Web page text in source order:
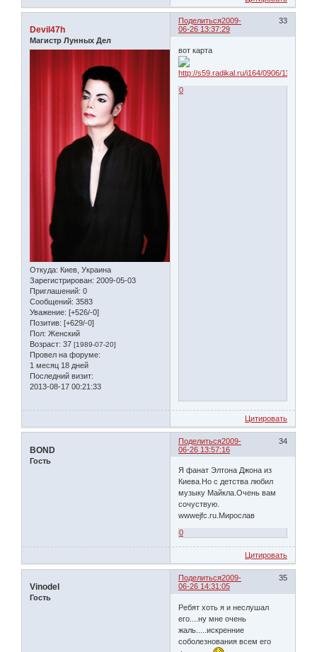
Поделиться 33
2009-
06-26 13:37:29
Devil47h
Магистр Лунных Дел
Откуда: Киев, Украина
Зарегистрирован: 2009-05-03
Приглашений: 0
Сообщений: 3583
Уважение: [+526/-0]
Позитив: [+629/-0]
Пол: Женский
Возраст: 37 [1989-07-20]
Провел на форуме:
1 месяц 18 дней
Последний визит:
2013-08-17 00:21:33
вот карта
0
Цитировать
Поделиться 34
2009-
06-26 13:57:16
BOND
Гость
Я фанат Элтона Джона из
Киева.Но с детства любил
музыку Майкла.Очень вaм
сочуствую.
wwwejfc.ru.Мирослав
0
Цитировать
Поделиться 35
2009-
06-26 14:31:05
Vinodel
Гость
Ребят хоть я и неслушал
его....ну мне очень
жаль.....искренние
соболезнования всем его